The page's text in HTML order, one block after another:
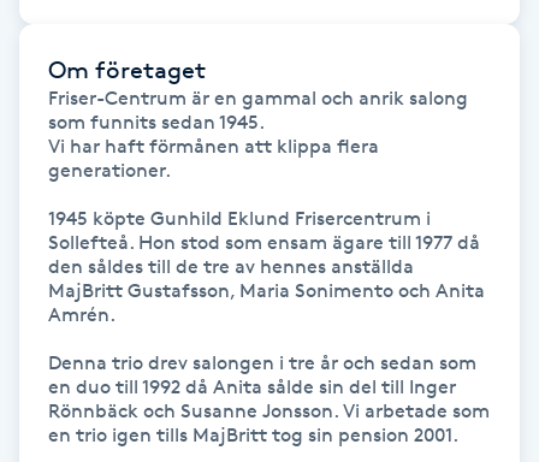
Hypnos
Hårborttagning
Hårbottenbehandling
Hårförlängning
Hårvård
Hälsa
Hälsprickor
Om företaget
Friser-Centrum är en gammal och anrik salong
som funnits sedan 1945.
Vi har haft förmånen att klippa flera
generationer.
1945 köpte Gunhild Eklund Frisercentrum i
Sollefteå. Hon stod som ensam ägare till 1977 då
den såldes till de tre av hennes anställda
MajBritt Gustafsson, Maria Sonimento och Anita
Amrén.
Denna trio drev salongen i tre år och sedan som
en duo till 1992 då Anita sålde sin del till Inger
Rönnbäck och Susanne Jonsson. Vi arbetade som
en trio igen tills MajBritt tog sin pension 2001.